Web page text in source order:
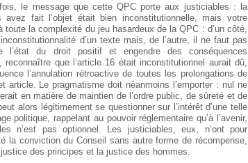
le message que cette QPC porte aux justiciables : la
fait l’objet était bien inconstitutionnelle, mais votre
toute la complexité du jeu hasardeux de la QPC : d’un côté,
d’un texte mais, de l’autre, il ne faut pas
l’état du droit positif et engendre des conséquences
que l’article 16 était inconstitutionnel aurait dû,
l’annulation rétroactive de toutes les prolongations de
article. Le pragmatisme doit néanmoins l’emporter : nul ne
en matière de maintien de l’ordre public, de sûreté et de
alors légitimement se questionner sur l’intérêt d’une telle
politique, rappelant au pouvoir réglementaire qu’à l’avenir,
n’est pas optionnel. Les justiciables, eux, n’ont pour
la conviction du Conseil sans autre forme de récompense,
des principes et la justice des hommes.